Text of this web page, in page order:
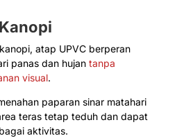
atap UPVC berperan
panas dan hujan tanpa
visual.
paparan sinar matahari
teras tetap teduh dan dapat
aktivitas.